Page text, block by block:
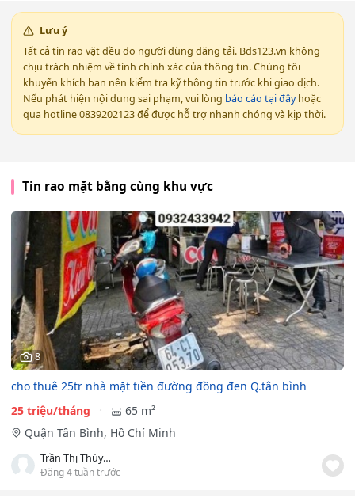
Lưu ý
Tất cả tin rao vặt đều do người dùng đăng tải. Bds123.vn không
chịu trách nhiệm về tính chính xác của thông tin. Chúng tôi
khuyến khích bạn nên kiểm tra kỹ thông tin trước khi giao dịch.
Nếu phát hiện nội dung sai phạm, vui lòng báo cáo tại đâyhoặc
qua hotline 0839202123 để được hỗ trợ nhanh chóng và kịp thời.
Tin rao mặt bằng cùng khu vực
8
cho thuê 25tr nhà mặt tiền đường đồng đen Q.tân bình
25 triệu/tháng
65 m²
Quận Tân Bình, Hồ Chí Minh
Trần Thị Thùy Nhân
Đăng 4 tuần trước